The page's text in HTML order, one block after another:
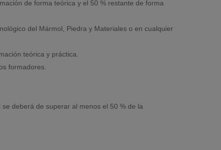
de forma teórica y el 50 % restante de forma
del Mármol, Piedra y Materiales o en cualquier
teórica y práctica.
formadores.
deberá de superar al menos el 50 % de la